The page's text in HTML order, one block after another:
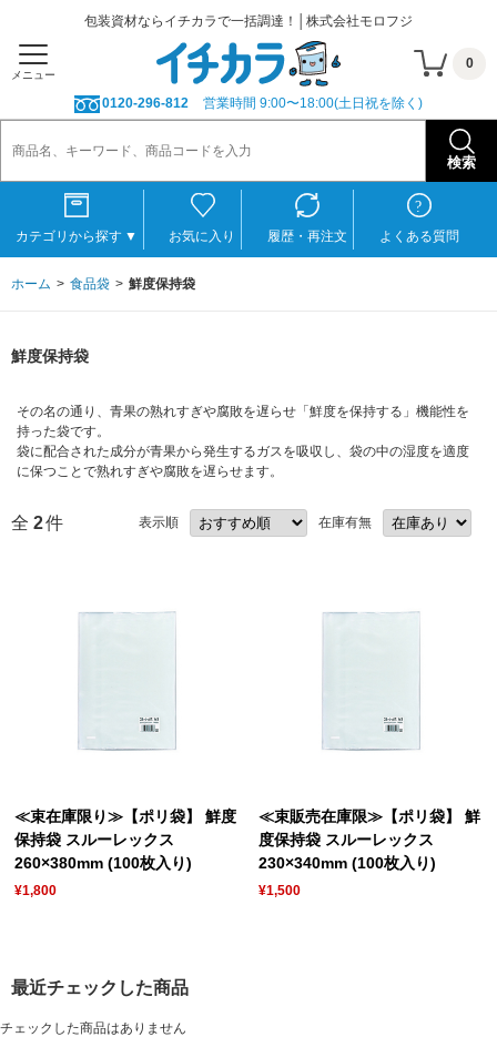
包装資材ならイチカラで一括調達！│株式会社モロフジ
メニュー
0
0120-296-812 営業時間 9:00〜18:00(土日祝を除く)
カテゴリから探す ▼ お気に入り 履歴・再注文 よくある質問
ホーム 食品袋 鮮度保持袋
鮮度保持袋
その名の通り、青果の熟れすぎや腐敗を遅らせ「鮮度を保持する」機能性を
持った袋です。
袋に配合された成分が青果から発生するガスを吸収し、袋の中の湿度を適度
に保つことで熟れすぎや腐敗を遅らせます。
全 2件 表示順 在庫有無
≪束在庫限り≫【ポリ袋】 鮮度
保持袋 スルーレックス
260×380mm (100枚入り)
¥1,800
≪束販売在庫限≫【ポリ袋】 鮮
度保持袋 スルーレックス
230×340mm (100枚入り)
¥1,500
最近チェックした商品
チェックした商品はありません